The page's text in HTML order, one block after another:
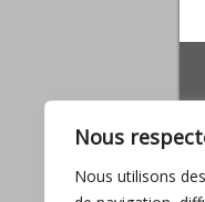
Nous
Nous utilisons